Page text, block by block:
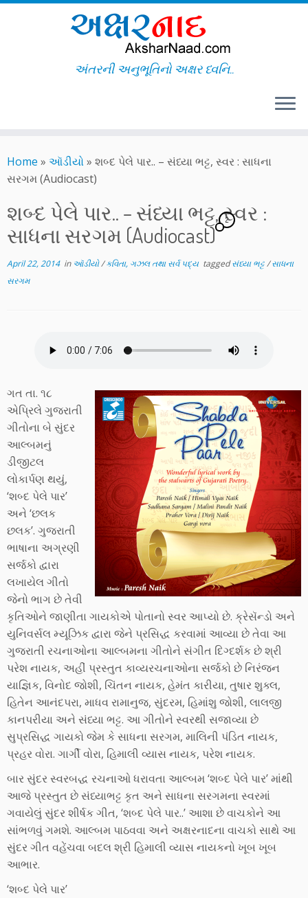
to
content
અંતરની અનુભૂતિનો અક્ષર ધ્વનિ..
Home » ઑડીયો» શબ્દ પેલે પાર.. – સંધ્યા ભટ્ટ, સ્વર : સાધના
સરગમ (Audiocast)
શબ્દ પેલે પાર.. – સંધ્યા ભટ્ટ, સ્વર :
સાધના સરગમ (Audiocast)
2
April 22, 2014in ઑડીયો/કવિતા, ગઝલ તથા સર્વ પદ્ય taggedસંધ્યા ભટ્ટ/સાધના
સરગમ
ગત તા. ૧૮
એપ્રિલે ગુજરાતી
ગીતોના બે સુંદર
આલ્બમનું
ડીજીટલ
લોકાર્પણ થયું,
‘શબ્દ પેલે પાર’
અને ‘છલક
છલક’. ગુજરાતી
ભાષાના અગ્રણી
સર્જકો દ્વારા
લખાયેલ ગીતો
જેનો ભાગ છે તેવી
કૃતિઓને જાણીતા ગાયકોએ પોતાનો સ્વર આપ્યો છે. ક્રેસૅન્ડો અને
યુનિવર્સલ મ્યૂઝિક દ્વારા જેને પ્રસિદ્ધ કરવામાં આવ્યા છે તેવા આ
ગુજરાતી રચનાઓના આલ્બમના ગીતોને સંગીત દિગ્દર્શક છે શ્રી
પરેશ નાયક, અહીં પ્રસ્તુત કાવ્યરચનાઓના સર્જકો છે નિરંજન
યાજ્ઞિક, વિનોદ જોશી, ચિંતન નાયક, હેમંત કારીયા, તુષાર શુક્લ,
હિતેન આનંદપરા, માધવ રામાનુજ, સુંદરમ, હિમાંશુ જોશી, લાલજી
કાનપરીયા અને સંધ્યા ભટ્ટ. આ ગીતોને સ્વરથી સજાવ્યા છે
સુપ્રસિદ્ધ ગાયકો જેમ કે સાધના સરગમ, માલિની પંડિત નાયક,
પ્રહર વોરા. ગાર્ગી વોરા, હિમાલી વ્યાસ નાયક, પરેશ નાયક.
બાર સુંદર સ્વરબદ્ધ રચનાઓ ધરાવતા આલ્બમ ‘શબ્દ પેલે પાર’ માંથી
આજે પ્રસ્તુત છે સંધ્યાભટ્ટ કૃત અને સાધના સરગમના સ્વરમાં
ગવાયેલું સુંદર શીર્ષક ગીત, ‘શબ્દ પેલે પાર..’ આશા છે વાચકોને આ
સાંભળવું ગમશે. આલ્બમ પાઠવવા અને અક્ષરનાદના વાચકો સાથે આ
સુંદર ગીત વહેંચવા બદલ શ્રી હિમાલી વ્યાસ નાયકનો ખૂબ ખૂબ
આભાર.
‘શબ્દ પેલે પાર’